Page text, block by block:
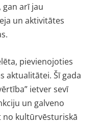
gan arī jau
un aktivitātes
pievienojoties
aktualitātei. Šī gada
ietver sevī
un galveno
no kultūrvēsturiskā